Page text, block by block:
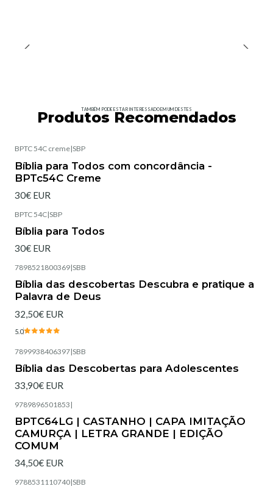
TAMBÉM PODE ESTAR INTERESSADO EM UM DESTES
Produtos Recomendados
BPTC 54C creme|SBP
Bíblia para Todos com concordância -
BPTc54C Creme
30€ EUR
BPTC 54C|SBP
Bíblia para Todos
30€ EUR
7898521800369|SBB
Bíblia das descobertas Descubra e pratique a
Palavra de Deus
32,50€ EUR
5.0
7899938406397|SBB
Bíblia das Descobertas para Adolescentes
33,90€ EUR
9789896501853 |
BPTC64LG | CASTANHO | CAPA IMITAÇÃO
CAMURÇA | LETRA GRANDE | EDIÇÃO
COMUM
34,50€ EUR
9788531110740|SBB